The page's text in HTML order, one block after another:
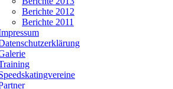
Berichte 2012
Berichte 2011